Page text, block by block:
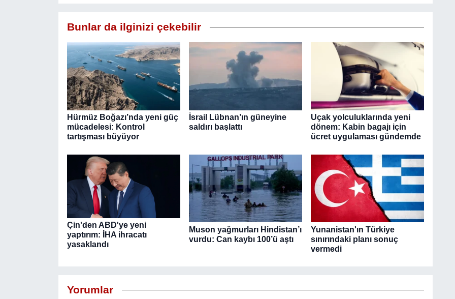
Bunlar da ilginizi çekebilir
Hürmüz Boğazı’nda yeni güç
mücadelesi: Kontrol
tartışması büyüyor
İsrail Lübnan’ın güneyine
saldırı başlattı
Uçak yolculuklarında yeni
dönem: Kabin bagajı için
ücret uygulaması gündemde
Çin'den ABD'ye yeni
yaptırım: İHA ihracatı
yasaklandı
Muson yağmurları Hindistan’ı
vurdu: Can kaybı 100’ü aştı
Yunanistan'ın Türkiye
sınırındaki planı sonuç
vermedi
Yorumlar